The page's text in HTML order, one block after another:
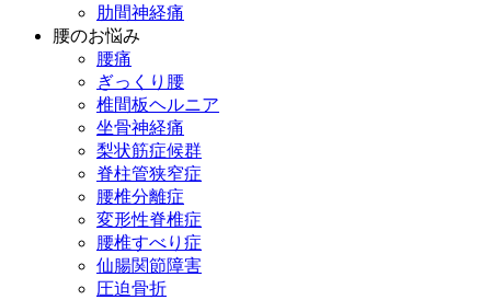
肋間神経痛
腰のお悩み
腰痛
ぎっくり腰
椎間板ヘルニア
坐骨神経痛
梨状筋症候群
脊柱管狭窄症
腰椎分離症
変形性脊椎症
腰椎すべり症
仙腸関節障害
圧迫骨折